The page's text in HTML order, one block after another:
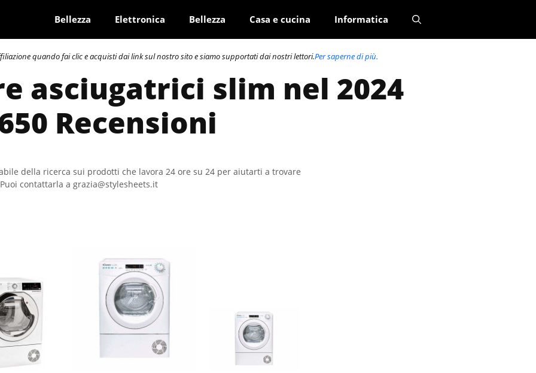
Bellezza Elettronica Bellezza Casa e cucina Informatica
quando fai clic e acquisti dai link sul nostro sito e siamo supportati dai nostri lettori.Per saperne di più.
asciugatrici slim nel 2024
Recensioni
della ricerca sui prodotti che lavora 24 ore su 24 per aiutarti a trovare
contattarla a grazia@stylesheets.it